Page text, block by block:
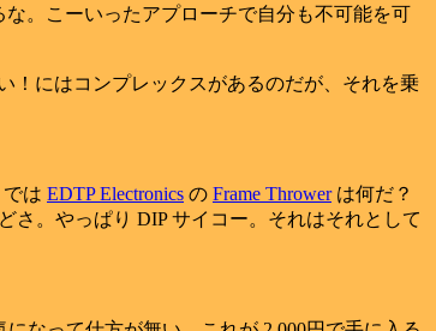
。こーいったアプローチで自分も不可能を可
！にはコンプレックスがあるのだが、それを乗
は EDTP Electronics の Frame Throwerは何だ？
さ。やっぱり DIP サイコー。それはそれとして